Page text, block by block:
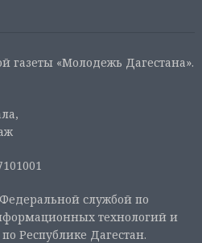
газеты «Молодежь Дагестана».
службой по
технологий и
Республике Дагестан.